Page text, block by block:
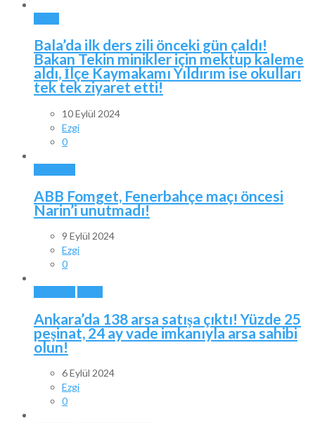
Bala’da ilk ders zili önceki gün çaldı!
Bakan Tekin minikler için mektup kaleme
aldı, İlçe Kaymakamı Yıldırım ise okulları
tek tek ziyaret etti!
10 Eylül 2024
Ezgi
0
ABB Fomget, Fenerbahçe maçı öncesi
Narin’i unutmadı!
9 Eylül 2024
Ezgi
0
Ankara’da 138 arsa satışa çıktı! Yüzde 25
peşinat, 24 ay vade imkanıyla arsa sahibi
olun!
6 Eylül 2024
Ezgi
0